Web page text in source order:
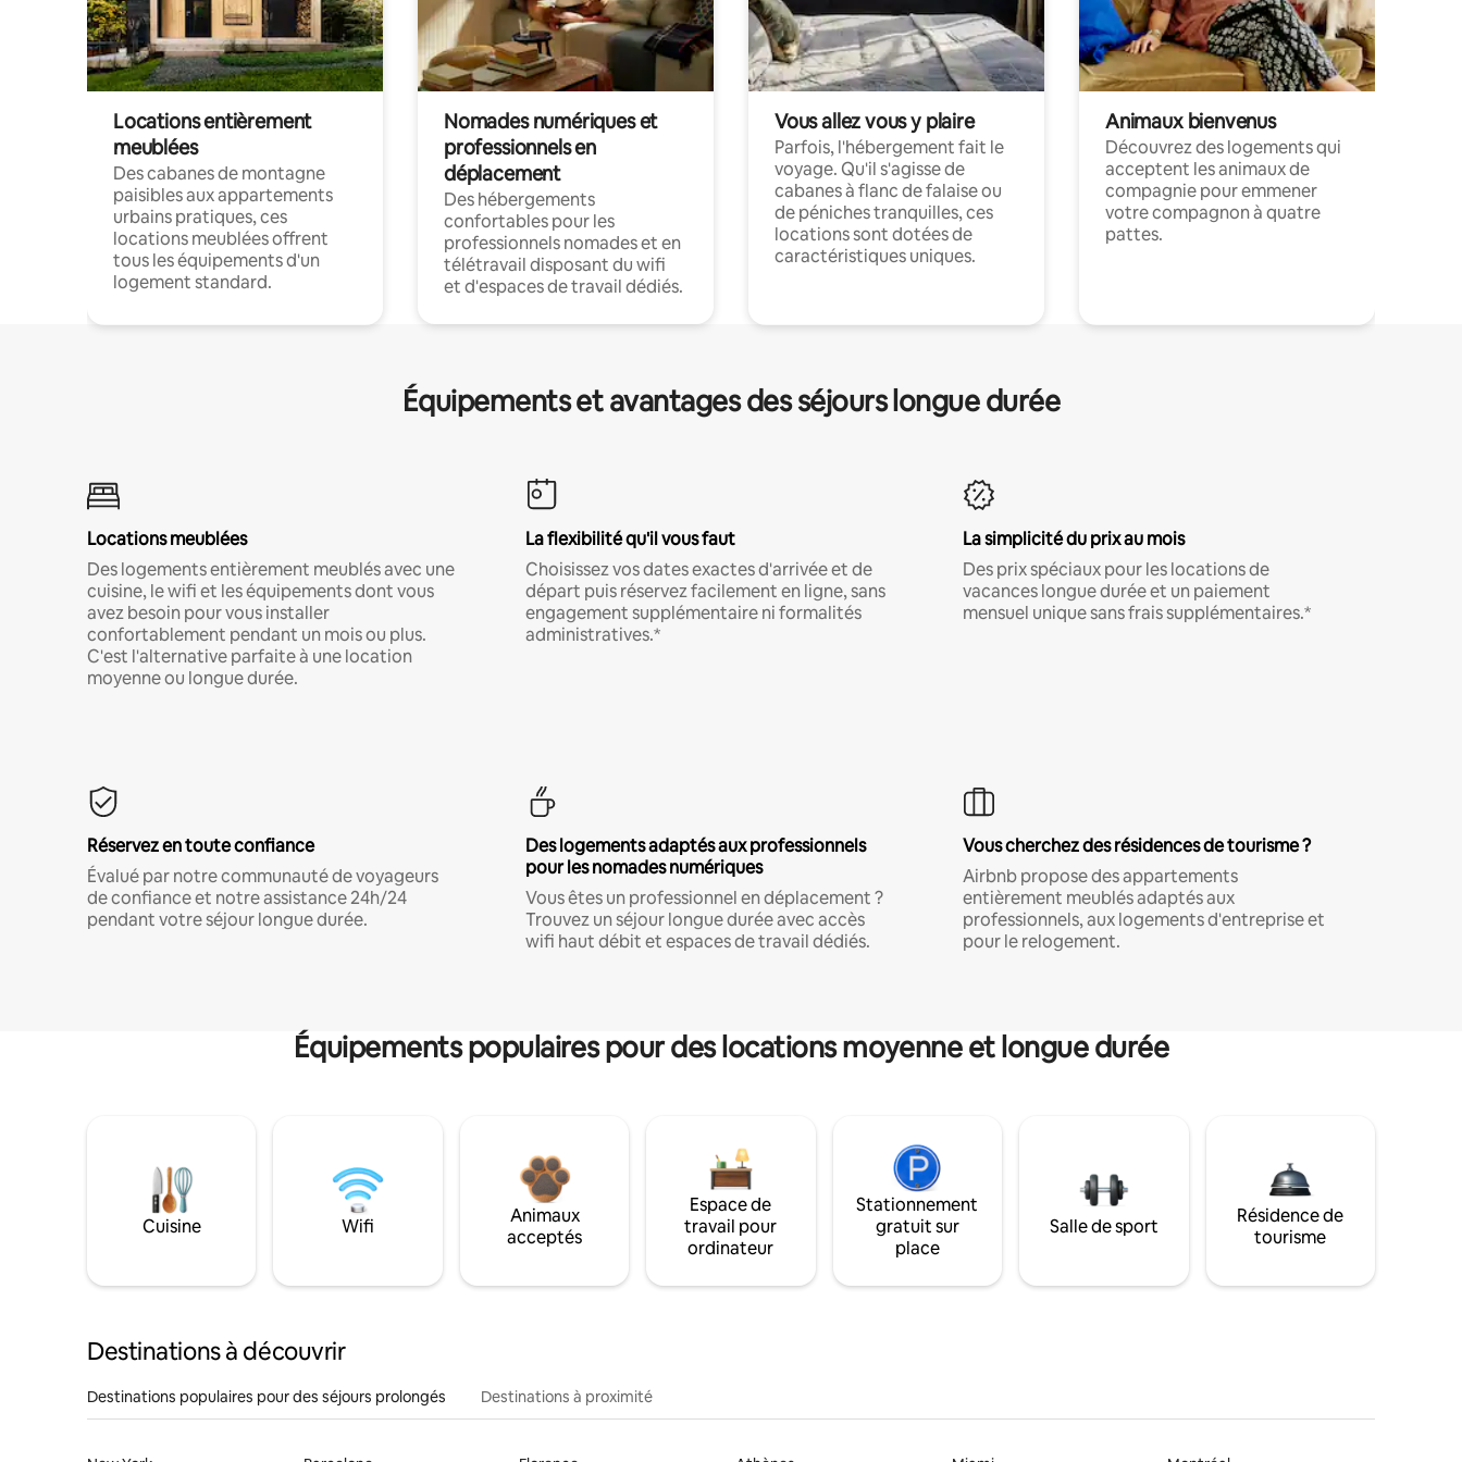
Locations entièrement
meublées
Des cabanes de montagne
paisibles aux appartements
urbains pratiques, ces
locations meublées offrent
tous les équipements d'un
logement standard.
Nomades numériques et
professionnels en
déplacement
Des hébergements
confortables pour les
professionnels nomades et en
télétravail disposant du wifi
et d'espaces de travail dédiés.
Vous allez vous y plaire
Parfois, l'hébergement fait le
voyage. Qu'il s'agisse de
cabanes à flanc de falaise ou
de péniches tranquilles, ces
locations sont dotées de
caractéristiques uniques.
Animaux bienvenus
Découvrez des logements qui
acceptent les animaux de
compagnie pour emmener
votre compagnon à quatre
pattes.
Équipements et avantages des séjours longue durée
Locations meublées
Des logements entièrement meublés avec une
cuisine, le wifi et les équipements dont vous
avez besoin pour vous installer
confortablement pendant un mois ou plus.
C'est l'alternative parfaite à une location
moyenne ou longue durée.
La flexibilité qu'il vous faut
Choisissez vos dates exactes d'arrivée et de
départ puis réservez facilement en ligne, sans
engagement supplémentaire ni formalités
administratives.*
La simplicité du prix au mois
Des prix spéciaux pour les locations de
vacances longue durée et un paiement
mensuel unique sans frais supplémentaires.*
Réservez en toute confiance
Évalué par notre communauté de voyageurs
de confiance et notre assistance 24h/24
pendant votre séjour longue durée.
Des logements adaptés aux professionnels
pour les nomades numériques
Vous êtes un professionnel en déplacement ?
Trouvez un séjour longue durée avec accès
wifi haut débit et espaces de travail dédiés.
Vous cherchez des résidences de tourisme ?
Airbnb propose des appartements
entièrement meublés adaptés aux
professionnels, aux logements d'entreprise et
pour le relogement.
Équipements populaires pour des locations moyenne et longue durée
Cuisine Wifi
Animaux
acceptés
Espace de
travail pour
ordinateur
Stationnement
gratuit sur
place
Salle de sport
Résidence de
tourisme
Destinations à découvrir
Destinations populaires pour des séjours prolongés Destinations à proximité